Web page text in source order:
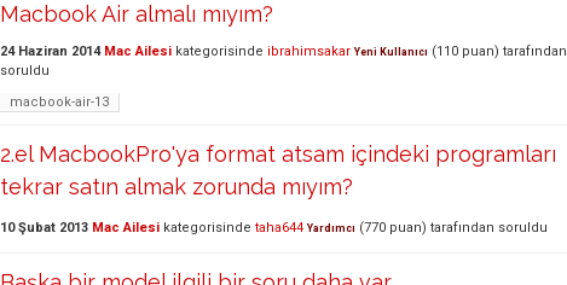
Macbook Air almalı mıyım?
24 Haziran 2014 Mac Ailesi kategorisinde ibrahimsakar Yeni Kullanıcı (110 puan) tarafından
soruldu
macbook-air-13
2.el MacbookPro'ya format atsam içindeki programları
tekrar satın almak zorunda mıyım?
10 Şubat 2013 Mac Ailesi kategorisinde taha644 Yardımcı (770 puan) tarafından soruldu